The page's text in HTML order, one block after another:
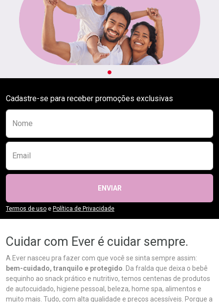
Cadastre-se para receber promoções exclusivas
Preencha o formulário abaixo para se
Nome
Email
ENVIAR
Termos de uso e Política de Privacidade
Cuidar com Ever é cuidar sempre.
A Ever nasceu pra fazer com que você se sinta sempre assim:
bem-cuidado, tranquilo e protegido . Da fralda que deixa o bebê
sequinho ao snack prático e nutritivo, temos centenas de produtos
de autocuidado, higiene pessoal, beleza, home spa, alimentos e
muito mais. Tudo, com alta qualidade e preços acessíveis. Porque a